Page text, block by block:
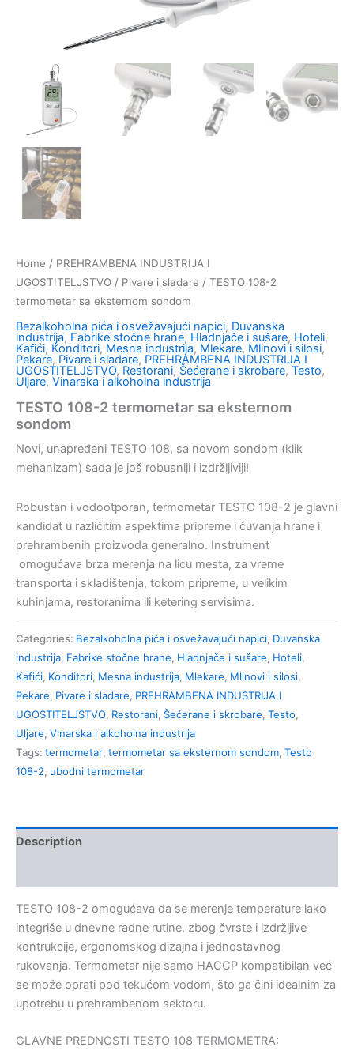
Home / PREHRAMBENA INDUSTRIJA I
UGOSTITELJSTVO / Pivare i sladare / TESTO 108-2
termometar sa eksternom sondom
Bezalkoholna pića i osvežavajući napici, Duvanska
industrija, Fabrike stočne hrane, Hladnjače i sušare, Hoteli,
Kafići, Konditori, Mesna industrija, Mlekare, Mlinovi i silosi,
Pekare, Pivare i sladare, PREHRAMBENA INDUSTRIJA I
UGOSTITELJSTVO, Restorani, Šećerane i skrobare, Testo,
Uljare, Vinarska i alkoholna industrija
TESTO 108-2 termometar sa eksternom
sondom
Novi, unapređeni TESTO 108, sa novom sondom (klik
mehanizam) sada je još robusniji i izdržljiviji!
Robustan i vodootporan, termometar TESTO 108-2 je glavni
kandidat u različitim aspektima pripreme i čuvanja hrane i
prehrambenih proizvoda generalno. Instrument
omogućava brza merenja na licu mesta, za vreme
transporta i skladištenja, tokom pripreme, u velikim
kuhinjama, restoranima ili ketering servisima.
Categories: Bezalkoholna pića i osvežavajući napici, Duvanska
industrija, Fabrike stočne hrane, Hladnjače i sušare, Hoteli,
Kafići, Konditori, Mesna industrija, Mlekare, Mlinovi i silosi,
Pekare, Pivare i sladare, PREHRAMBENA INDUSTRIJA I
UGOSTITELJSTVO, Restorani, Šećerane i skrobare, Testo,
Uljare, Vinarska i alkoholna industrija
Tags: termometar, termometar sa eksternom sondom, Testo
108-2, ubodni termometar
Description
TESTO 108-2 omogućava da se merenje temperature lako
integriše u dnevne radne rutine, zbog čvrste i izdržljive
kontrukcije, ergonomskog dizajna i jednostavnog
rukovanja. Termometar nije samo HACCP kompatibilan već
se može oprati pod tekućom vodom, što ga čini idealnim za
upotrebu u prehrambenom sektoru.
GLAVNE PREDNOSTI TESTO 108 TERMOMETRA: